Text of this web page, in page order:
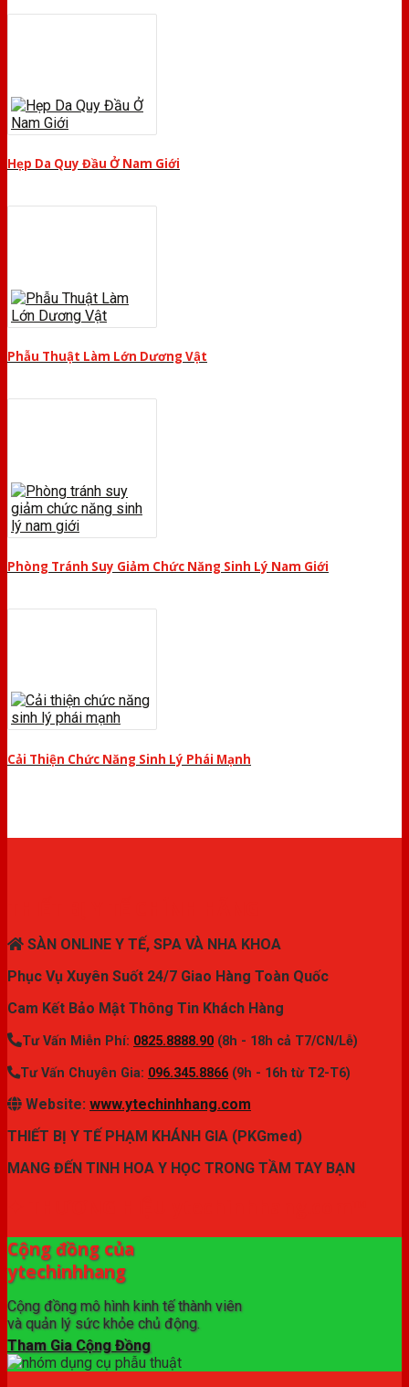
Hẹp Da Quy Đầu Ở Nam Giới
Phẫu Thuật Làm Lớn Dương Vật
Phòng Tránh Suy Giảm Chức Năng Sinh Lý Nam Giới
Cải Thiện Chức Năng Sinh Lý Phái Mạnh
SÀN ONLINE Y TẾ, SPA VÀ NHA KHOA
Phục Vụ Xuyên Suốt 24/7 Giao Hàng Toàn Quốc
Cam Kết Bảo Mật Thông Tin Khách Hàng
Tư Vấn Miễn Phí: 0825.8888.90 (8h - 18h cả T7/CN/Lễ)
Tư Vấn Chuyên Gia: 096.345.8866 (9h - 16h từ T2-T6)
Website: www.ytechinhhang.com
THIẾT BỊ Y TẾ PHẠM KHÁNH GIA (PKGmed)
MANG ĐẾN TINH HOA Y HỌC TRONG TẦM TAY BẠN
Cộng đồng của
ytechinhhang
Cộng đồng mô hình kinh tế thành viên
và quản lý sức khỏe chủ động.
Tham Gia Cộng Đồng